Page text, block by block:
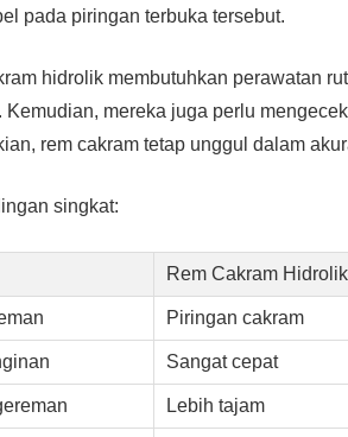
pada piringan terbuka tersebut.
hidrolik membutuhkan perawatan
Kemudian, mereka juga perlu
rem cakram tetap unggul dalam
singkat:
Rem Cakram Hidrolik
Piringan cakram
Sangat cepat
Lebih tajam